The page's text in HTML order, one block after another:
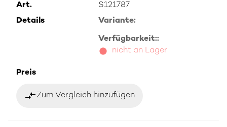
Art.
S121787
Details
Variante:
Verfügbarkeit::
nicht an Lager
Preis
compare_arrowsZum Vergleich hinzufügen